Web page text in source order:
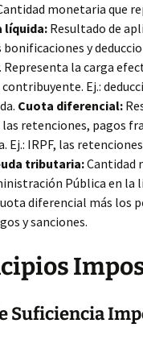
monetaria que
líquida: Resultado de
y
Representa la carga
Ej.:
Cuota diferencial:
retenciones, pagos
Ej.: IRPF, las
tributaria:Cantidad
Pública en la
diferencial más los
y sanciones.
Suficiencia